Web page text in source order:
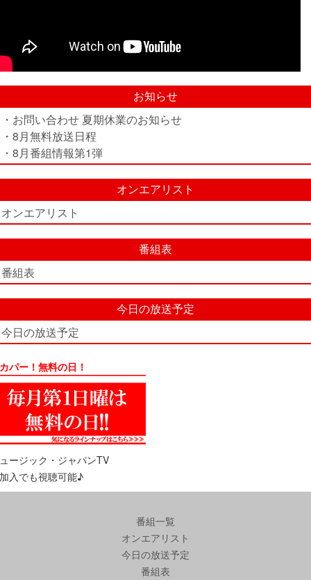
お知らせ
・お問い合わせ 夏期休業のお知らせ
・8月無料放送日程
・8月番組情報第1弾
オンエアリスト
オンエアリスト
番組表
番組表
今日の放送予定
今日の放送予定
パー！無料の日！
ージック・ジャパンTV
入でも視聴可能♪
番組一覧
オンエアリスト
今日の放送予定
番組表